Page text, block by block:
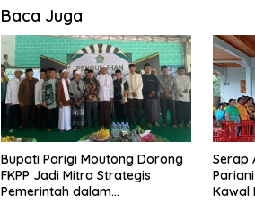
Baca Juga
Bupati Parigi Moutong Dorong
FKPP Jadi Mitra Strategis
Pemerintah dalam
Serap
Kawal